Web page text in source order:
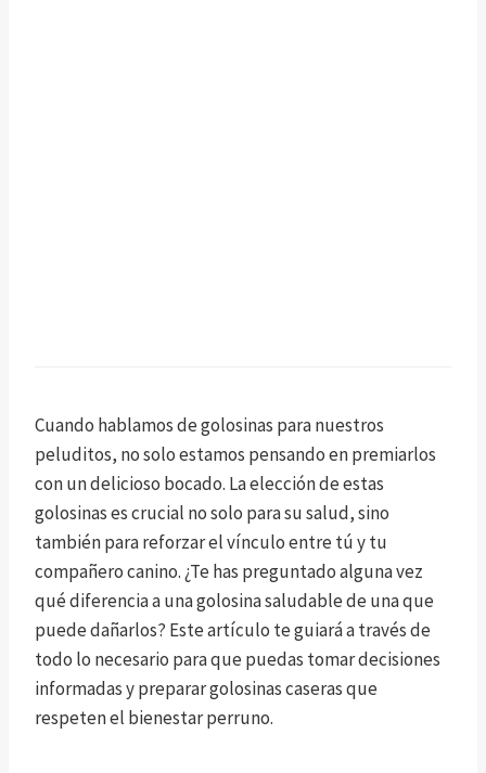
Cuando hablamos de golosinas para nuestros
peluditos, no solo estamos pensando en premiarlos
con un delicioso bocado. La elección de estas
golosinas es crucial no solo para su salud, sino
también para reforzar el vínculo entre tú y tu
compañero canino. ¿Te has preguntado alguna vez
qué diferencia a una golosina saludable de una que
puede dañarlos? Este artículo te guiará a través de
todo lo necesario para que puedas tomar decisiones
informadas y preparar golosinas caseras que
respeten el bienestar perruno.